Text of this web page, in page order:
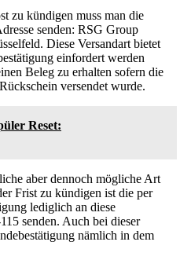
zu kündigen muss man die
senden: RSG Group
Diese Versandart bietet
einfordert werden
Beleg zu erhalten sofern die
versendet wurde.
Reset:
aber dennoch mögliche Art
Frist zu kündigen ist die per
lediglich an diese
senden. Auch bei dieser
nämlich in dem